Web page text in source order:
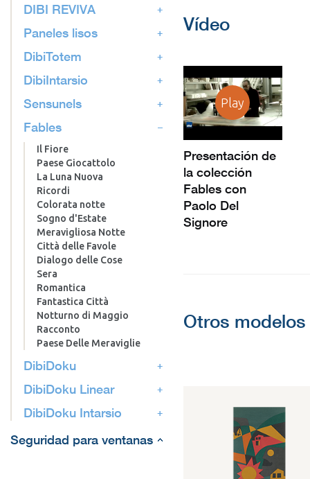
DIBI REVIVA
Paneles lisos
DibiTotem
DibiIntarsio
Sensunels
Fables
Il Fiore
Paese Giocattolo
La Luna Nuova
Ricordi
Colorata notte
Sogno d'Estate
Meravigliosa Notte
Città delle Favole
Dialogo delle Cose
Sera
Romantica
Fantastica Città
Notturno di Maggio
Racconto
Paese Delle Meraviglie
DibiDoku
DibiDoku Linear
DibiDoku Intarsio
Seguridad para ventanas
Vídeo
Play
Presentación de
la colección
Fables con
Paolo Del
Signore
Otros